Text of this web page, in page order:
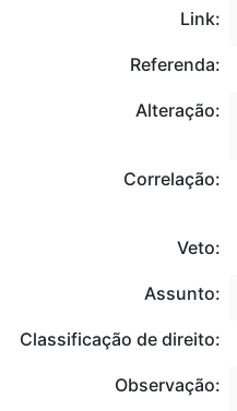
Link:
Referenda:
Alteração:
Correlação:
Veto:
Assunto:
Classificação de direito:
Observação: